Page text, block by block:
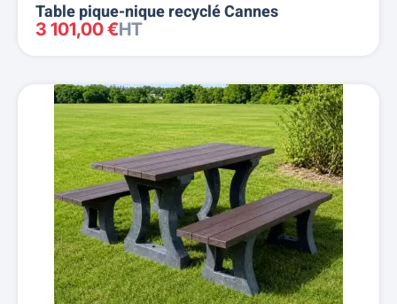
Table pique-nique recyclé Cannes
3 101,00 €HT